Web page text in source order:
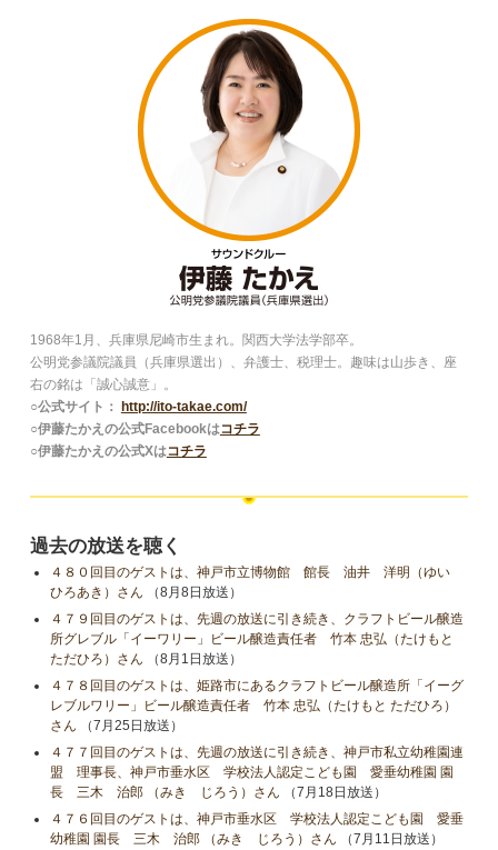
1968年1月、兵庫県尼崎市生まれ。関西大学法学部卒。
公明党参議院議員（兵庫県選出）、弁護士、税理士。趣味は山歩き、座
右の銘は「誠心誠意」。
○公式サイト：
http://ito-takae.com/
○伊藤たかえの公式Facebookはコチラ
○伊藤たかえの公式Xはコチラ
過去の放送を聴く
４８０回目のゲストは、神戸市立博物館 館長 油井 洋明（ゆい
ひろあき）さん （8月8日放送）
４７９回目のゲストは、先週の放送に引き続き、クラフトビール醸造
所グレブル「イーワリー」ビール醸造責任者 竹本 忠弘（たけもと
ただひろ）さん （8月1日放送）
４７８回目のゲストは、姫路市にあるクラフトビール醸造所「イーグ
レブルワリー」ビール醸造責任者 竹本 忠弘（たけもと ただひろ）
さん （7月25日放送）
４７７回目のゲストは、先週の放送に引き続き、神戸市私立幼稚園連
盟 理事長、神戸市垂水区 学校法人認定こども園 愛垂幼稚園 園
長 三木 治郎 （みき じろう）さん （7月18日放送）
４７６回目のゲストは、神戸市垂水区 学校法人認定こども園 愛垂
幼稚園 園長 三木 治郎 （みき じろう）さん （7月11日放送）